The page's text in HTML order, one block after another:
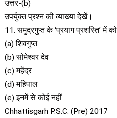
उत्तर-(b)
उपर्युक्त प्रश्न की व्याख्या देखें।
11. समुद्रगुप्त के ‘प्रयाग प्रशस्ति’ में
(a) शिवगुप्त
(b) सोमेश्वर देव
(c) महेंद्र
(d) महिपाल
(e) इनमें से कोई नहीं
Chhattisgarh P.S.C. (Pre) 2017